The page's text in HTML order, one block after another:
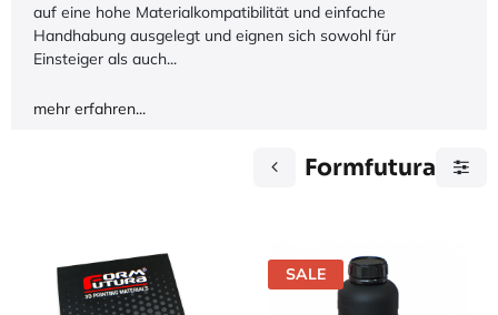
auf eine hohe Materialkompatibilität und einfache
Handhabung ausgelegt und eignen sich sowohl für
Einsteiger als auch...
mehr erfahren...
Formfutura
SALE